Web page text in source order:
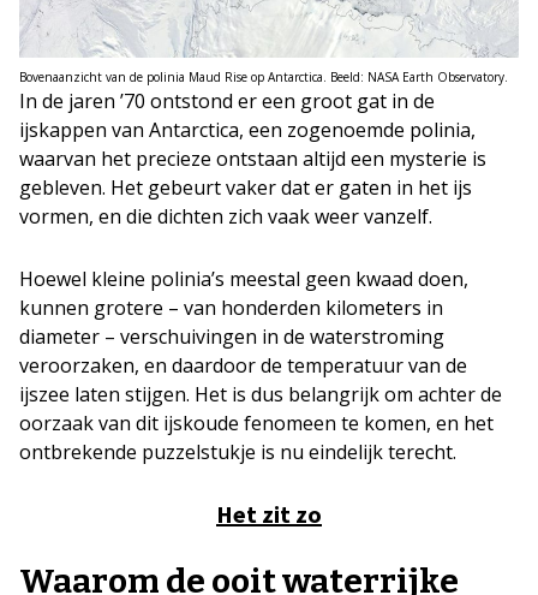
Bovenaanzicht van de polinia Maud Rise op Antarctica. Beeld: NASA Earth Observatory.
In de jaren ’70 ontstond er een groot gat in de
ijskappen van Antarctica, een zogenoemde polinia,
waarvan het precieze ontstaan altijd een mysterie is
gebleven. Het gebeurt vaker dat er gaten in het ijs
vormen, en die dichten zich vaak weer vanzelf.
Hoewel kleine polinia’s meestal geen kwaad doen,
kunnen grotere – van honderden kilometers in
diameter – verschuivingen in de waterstroming
veroorzaken, en daardoor de temperatuur van de
ijszee laten stijgen. Het is dus belangrijk om achter de
oorzaak van dit ijskoude fenomeen te komen, en het
ontbrekende puzzelstukje is nu eindelijk terecht.
Het zit zo
Waarom de ooit waterrijke